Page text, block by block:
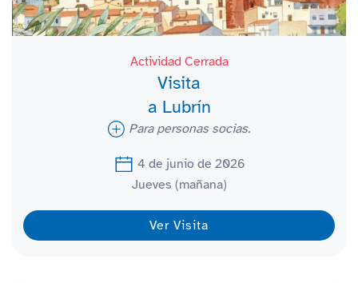
Actividad Cerrada
Visita
a Lubrín
Para personas socias.
4 de junio de 2026
Jueves (mañana)
Ver Visita